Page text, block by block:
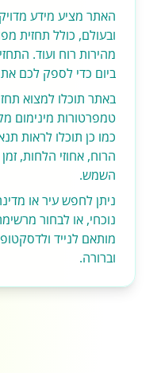
האתר מציע מידע
ובעולם, כולל תחזית
מהירות רוח ועוד.
ביום כדי לספק לכם
טמפרטורות מינימום
כמו כן תוכלו לראות
הרוח, אחוזי הלחות,
השמש.
ניתן לחפש עיר או
נוכחי, או לבחור
מותאם לנייד
וברורה.